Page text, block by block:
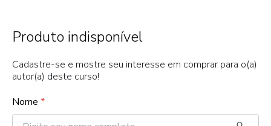
Produto indisponível
Cadastre-se e mostre seu interesse em comprar para o(a)
autor(a) deste curso!
Nome *